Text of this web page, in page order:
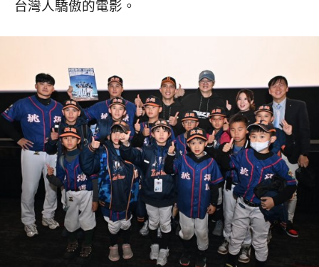
台灣人驕傲的電影。